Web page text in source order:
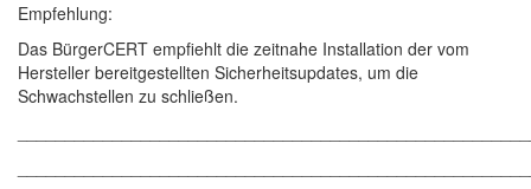
Empfehlung:
Das BürgerCERT empfiehlt die zeitnahe Installation der vom
Hersteller bereitgestellten Sicherheitsupdates, um die
Schwachstellen zu schließen.